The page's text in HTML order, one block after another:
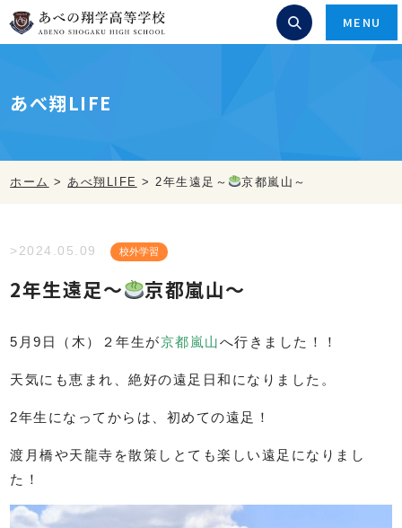
MENU
あべ翔LIFE
ホーム >あべ翔LIFE >2年生遠足～ 京都嵐山～
>2024.05.09 校外学習
2年生遠足～ 京都嵐山～
5月9日（木）２年生が京都嵐山へ行きました！！
天気にも恵まれ、絶好の遠足日和になりました。
2年生になってからは、初めての遠足！
渡月橋や天龍寺を散策しとても楽しい遠足になりまし
た！